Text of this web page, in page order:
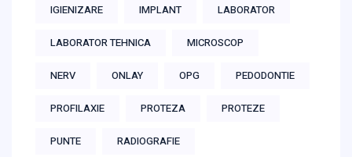
IGIENIZARE IMPLANT LABORATOR
LABORATOR TEHNICA MICROSCOP
NERV ONLAY OPG PEDODONTIE
PROFILAXIE PROTEZA PROTEZE
PUNTE RADIOGRAFIE